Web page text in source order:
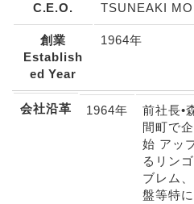
C.E.O.
TSUNEAKI
創業
Establish
ed Year
1964年
会社沿革 1964年
前社長•
間町で
始 アッ
るリン
ブレム
盤等特